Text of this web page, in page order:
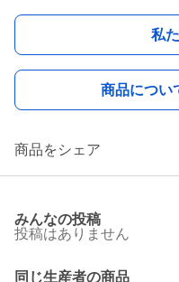
私
商品につい
商品をシェア
みんなの投稿
投稿はありません
同じ生産者の商品